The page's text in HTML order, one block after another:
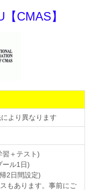
CMAS】
より異なります
習＋テスト)
ール1日)
2日間設定)
もあります。事前にご